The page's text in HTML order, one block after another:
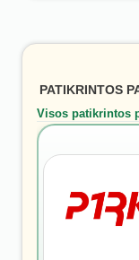
PATIKRINTOS
Visos patikrintos